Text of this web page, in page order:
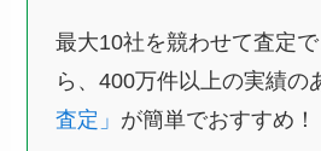
最大10社を競わせて査定
ら、400万件以上の実績の
査定」 が簡単でおすすめ！